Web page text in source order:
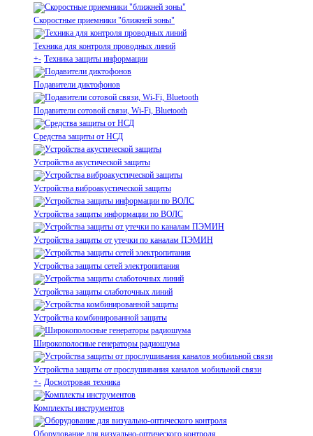
Скоростные приемники "ближней зоны"
Техника для контроля проводных линий
+- Техника защиты информации
Подавители диктофонов
Подавители сотовой связи, Wi-Fi, Bluetooth
Средства защиты от НСД
Устройства акустической защиты
Устройства виброакустической защиты
Устройства защиты информации по ВОЛС
Устройства защиты от утечки по каналам ПЭМИН
Устройства защиты сетей электропитания
Устройства защиты слаботочных линий
Устройства комбинированной защиты
Широкополосные генераторы радиошума
Устройства защиты от прослушивания каналов мобильной связи
+- Досмотровая техника
Комплекты инструментов
Оборудование для визуально-оптического контроля